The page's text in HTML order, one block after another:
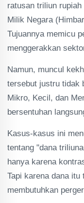
ratusan triliun
Milik Negara
Tujuannya memicu
menggerakkan
Namun, muncul
tersebut justru tidak
Mikro, Kecil, dan
bersentuhan
Kasus-kasus ini
tentang "dana
hanya karena
Tapi karena dana
membutuhkan